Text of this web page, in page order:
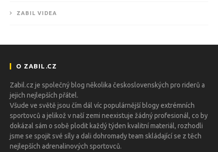
ZABIL VIDEA
O ZABIL.CZ
Zabil.cz je společný blog několika československých pro riderů a
jejich nejlepších přátel.
Všude ve světě jsou čím dál víc populárnější blogy extrémních
sportovců a jelikož v naší zemi neexistuje žádný profesionál, co by
dokázal sám o sobě plodit každý týden kvalitní materiál, rozhodli
jsme se spojit své síly a dali dohromady team skládající se z těch
nejlepších adrenalinových sportovců.